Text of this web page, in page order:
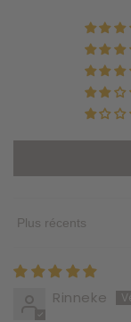
Sort by
Rinneke